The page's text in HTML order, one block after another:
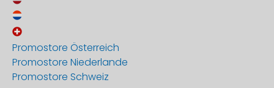
Promostore Österreich
Promostore Niederlande
Promostore Schweiz